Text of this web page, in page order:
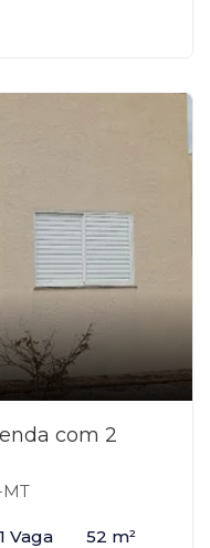
com 2
1 Vaga 52 m²